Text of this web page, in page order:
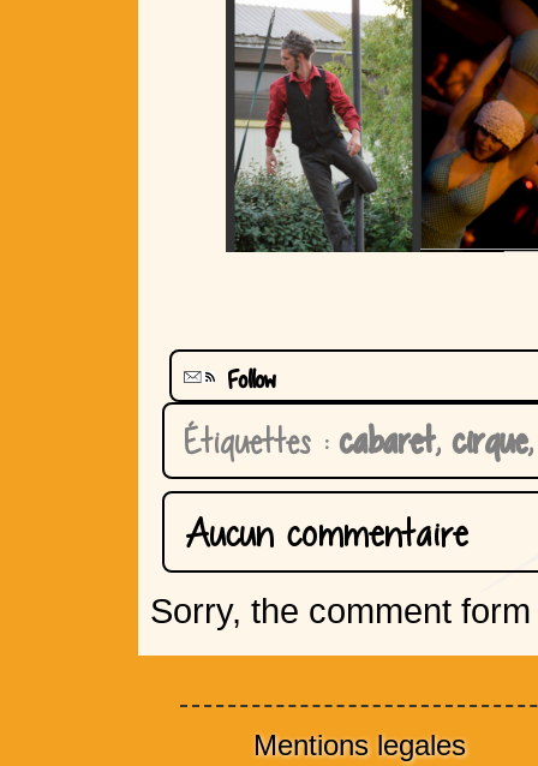
Follow
Étiquettes : cabaret, cirque,
Aucun commentaire
Sorry, the comment
Mentions legales